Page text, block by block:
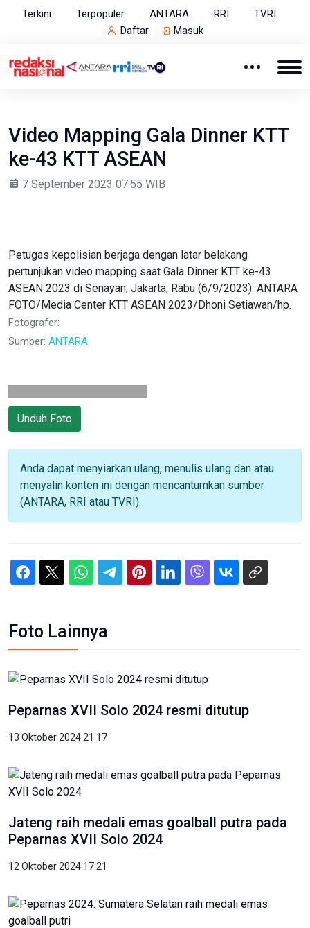
Terkini Terpopuler ANTARA RRI
TVRI
Daftar
Masuk
Video Mapping Gala Dinner KTT
ke-43 KTT ASEAN
7 September 2023 07:55 WIB
Petugas kepolisian berjaga dengan latar belakang
pertunjukan video mapping saat Gala Dinner KTT ke-43
ASEAN 2023 di Senayan, Jakarta, Rabu (6/9/2023). ANTARA
FOTO/Media Center KTT ASEAN 2023/Dhoni Setiawan/hp.
Fotografer:
Sumber: ANTARA
Unduh Foto
Anda dapat menyiarkan ulang, menulis ulang dan atau
menyalin konten ini dengan mencantumkan sumber
(ANTARA, RRI atau TVRI).
Foto Lainnya
Peparnas XVII Solo 2024 resmi ditutup
13 Oktober 2024 21:17
Jateng raih medali emas goalball putra pada
Peparnas XVII Solo 2024
12 Oktober 2024 17:21